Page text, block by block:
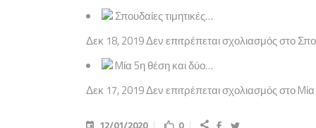
Σπουδαίες τιμητικές…
Δεκ 18, 2019 Δεν επιτρέπεται σχολιασμός στο
Mία 5η θέση και δύο…
Δεκ 17, 2019 Δεν επιτρέπεται σχολιασμός στο
12/01/2020 0